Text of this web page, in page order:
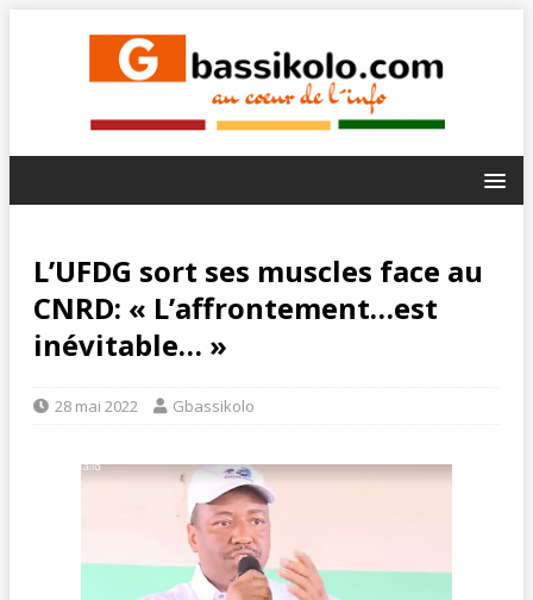
L’UFDG sort ses muscles face au
CNRD: « L’affrontement…est
inévitable… »
28 mai 2022 Gbassikolo